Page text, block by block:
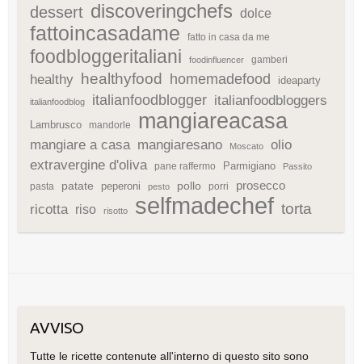
dessert discoveringchefs dolce
fattoincasadame fatto in casa da me
foodbloggeritaliani foodinfluencer gamberi
healthy healthyfood homemadefood ideaparty
italianfoodblog italianfoodblogger italianfoodbloggers
Lambrusco mandorle mangiareacasa
mangiare a casa mangiaresano Moscato
olio
extravergine d'oliva
pane raffermo Parmigiano Passito
pasta patate peperoni pesto pollo porri prosecco
ricotta riso risotto selfmadechef torta
AVVISO
Tutte le ricette contenute all'interno di questo sito sono